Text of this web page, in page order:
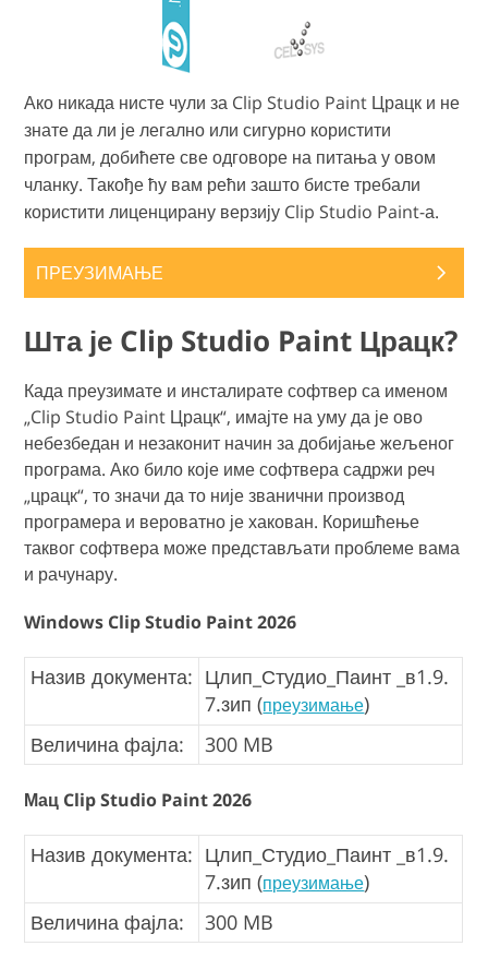
Ако никада нисте чули за Clip Studio Paint Црацк и не
знате да ли је легално или сигурно користити
програм, добићете све одговоре на питања у овом
чланку. Такође ћу вам рећи зашто бисте требали
користити лиценцирану верзију Clip Studio Paint-а.
ПРЕУЗИМАЊЕ
Шта је Clip Studio Paint Црацк?
Када преузимате и инсталирате софтвер са именом
„Clip Studio Paint Црацк“, имајте на уму да је ово
небезбедан и незаконит начин за добијање жељеног
програма. Ако било које име софтвера садржи реч
„црацк“, то значи да то није званични производ
програмера и вероватно је хакован. Коришћење
таквог софтвера може представљати проблеме вама
и рачунару.
Windows Clip Studio Paint 2026
Назив документа: Цлип_Студио_Паинт _в1.9.
7.зип (преузимање)
Величина фајла:
300 MB
Мац Clip Studio Paint 2026
Назив документа: Цлип_Студио_Паинт _в1.9.
7.зип (преузимање)
Величина фајла:
300 MB